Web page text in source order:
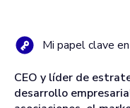
Mi papel clave
CEO y líder de
desarrollo